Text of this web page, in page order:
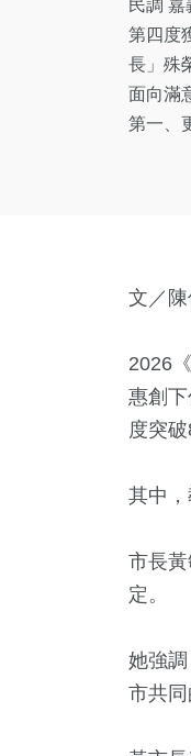
文／陳
2026
惠創
度突
其中
市長
定。
她強
市共同